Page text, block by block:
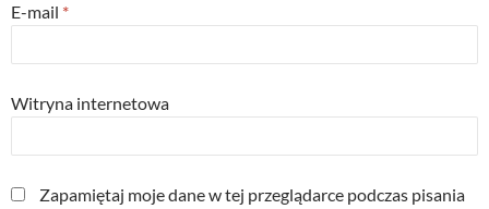
E-mail *
Witryna internetowa
Zapamiętaj moje dane w tej przeglądarce podczas pisania